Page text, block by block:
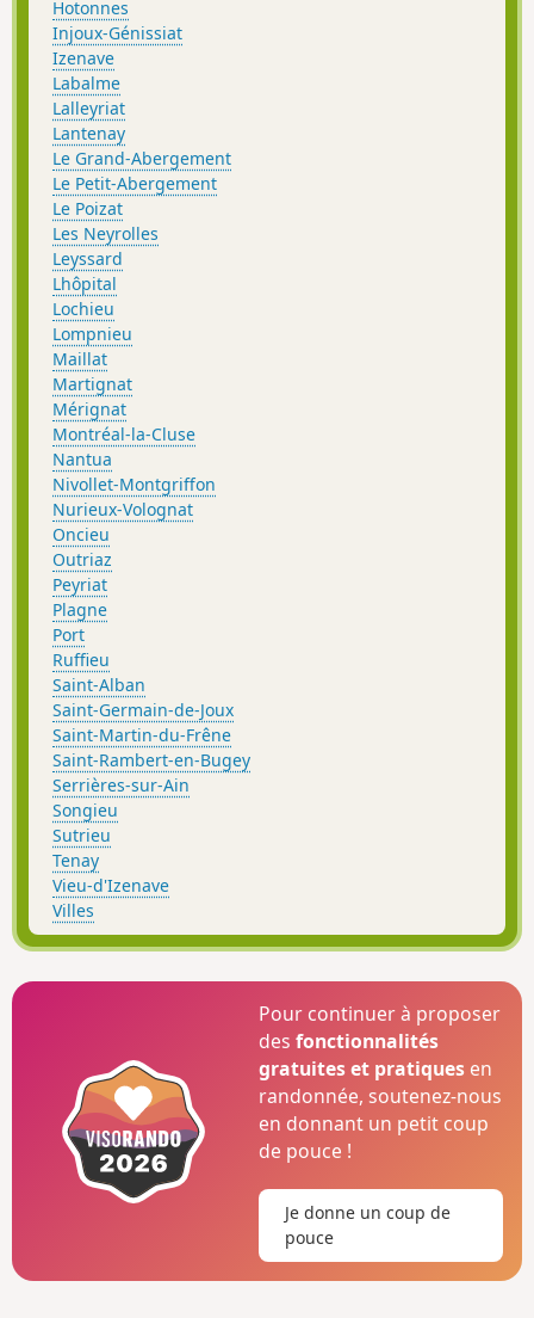
Hotonnes
Injoux-Génissiat
Izenave
Labalme
Lalleyriat
Lantenay
Le Grand-Abergement
Le Petit-Abergement
Le Poizat
Les Neyrolles
Leyssard
Lhôpital
Lochieu
Lompnieu
Maillat
Martignat
Mérignat
Montréal-la-Cluse
Nantua
Nivollet-Montgriffon
Nurieux-Volognat
Oncieu
Outriaz
Peyriat
Plagne
Port
Ruffieu
Saint-Alban
Saint-Germain-de-Joux
Saint-Martin-du-Frêne
Saint-Rambert-en-Bugey
Serrières-sur-Ain
Songieu
Sutrieu
Tenay
Vieu-d'Izenave
Villes
Pour continuer à proposer
desfonctionnalités
gratuites et pratiques en
randonnée, soutenez-nous
en donnant un petit coup
de pouce !
Je donne un coup de
pouce